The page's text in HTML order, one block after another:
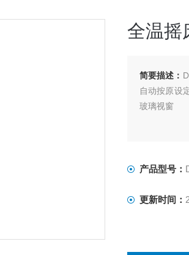
全温摇
简要描述：
自动按原设
玻璃视窗
产品型号：
更新时间：